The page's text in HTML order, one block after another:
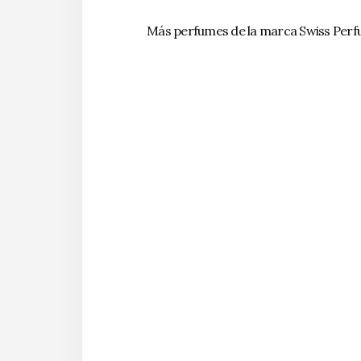
Más perfumes de la marca Swiss